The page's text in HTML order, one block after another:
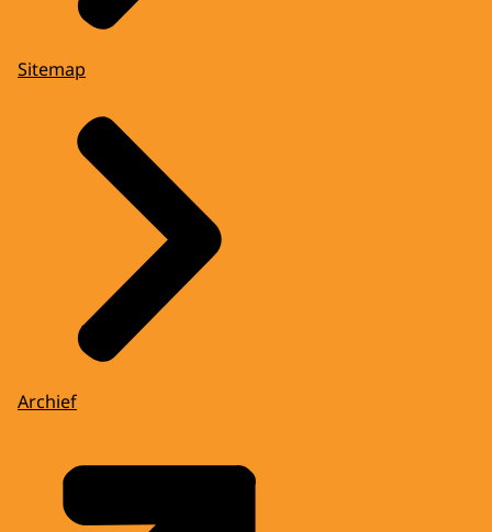
Sitemap
Archief